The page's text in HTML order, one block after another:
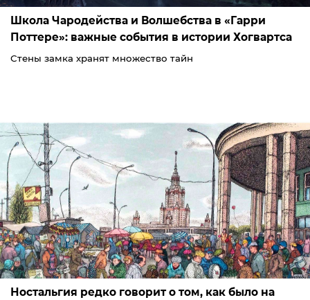
Школа Чародейства и Волшебства в «Гарри
Поттере»: важные события в истории Хогвартса
Стены замка хранят множество тайн
Ностальгия редко говорит о том, как было на